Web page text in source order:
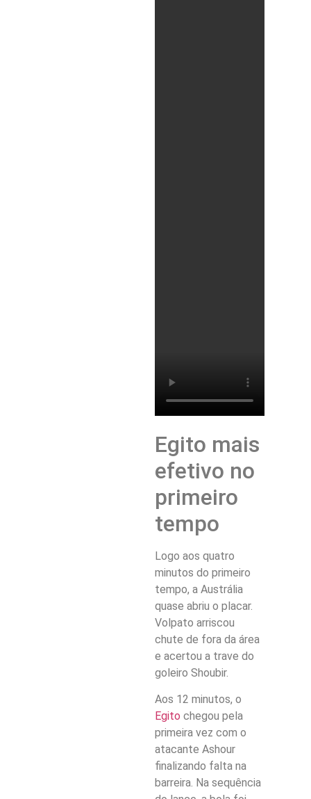
Egito mais
efetivo no
primeiro
tempo
Logo aos quatro
minutos do primeiro
tempo, a Austrália
quase abriu o placar.
Volpato arriscou
chute de fora da área
e acertou a trave do
goleiro Shoubir.
Aos 12 minutos, o
Egito chegou pela
primeira vez com o
atacante Ashour
finalizando falta na
barreira. Na sequência